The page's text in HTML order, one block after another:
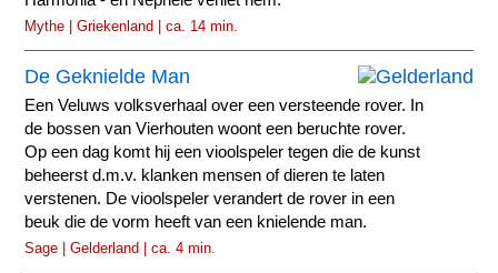
Mythe | Griekenland | ca. 14 min.
De Geknielde Man
Een Veluws volksverhaal over een versteende rover. In
de bossen van Vierhouten woont een beruchte rover.
Op een dag komt hij een vioolspeler tegen die de kunst
beheerst d.m.v. klanken mensen of dieren te laten
verstenen. De vioolspeler verandert de rover in een
beuk die de vorm heeft van een knielende man.
Sage | Gelderland | ca. 4 min.